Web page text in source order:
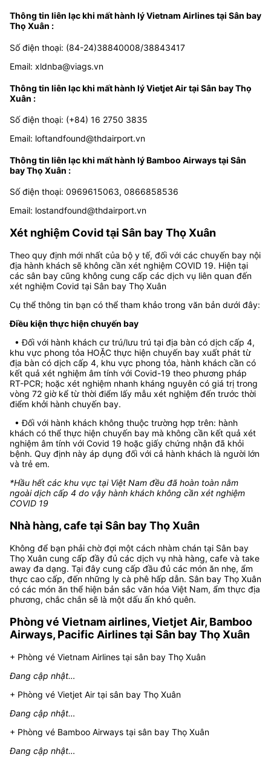
Thông tin liên lạc khi mất hành lý Vietnam Airlines tại Sân bay
Thọ Xuân :
Số điện thoại: (84-24)38840008/38843417
Email: xldnba@viags.vn
Thông tin liên lạc khi mất hành lý Vietjet Air tại Sân bay Thọ
Xuân :
Số điện thoại: (+84) 16 2750 3835
Email: loftandfound@thdairport.vn
Thông tin liên lạc khi mất hành lý Bamboo Airways tại Sân
bay Thọ Xuân :
Số điện thoại: 0969615063, 0866858536
Email: lostandfound@thdairport.vn
Xét nghiệm Covid tại Sân bay Thọ Xuân
Theo quy định mới nhất của bộ y tế, đối với các chuyến bay nội
địa hành khách sẽ không cần xét nghiệm COVID 19. Hiện tại
các sân bay cũng không cung cấp các dịch vụ liên quan đến
xét nghiệm Covid tại Sân bay Thọ Xuân
Cụ thể thông tin bạn có thể tham khảo trong văn bản dưới đây:
Điều kiện thực hiện chuyến bay
• Đối với hành khách cư trú/lưu trú tại địa bàn có dịch cấp 4,
khu vực phong tỏa HOẶC thực hiện chuyến bay xuất phát từ
địa bàn có dịch cấp 4, khu vực phong tỏa, hành khách cần có
kết quả xét nghiệm âm tính với Covid-19 theo phương pháp
RT-PCR; hoặc xét nghiệm nhanh kháng nguyên có giá trị trong
vòng 72 giờ kể từ thời điểm lấy mẫu xét nghiệm đến trước thời
điểm khởi hành chuyến bay.
• Đối với hành khách không thuộc trường hợp trên: hành
khách có thể thực hiện chuyến bay mà không cần kết quả xét
nghiệm âm tính với Covid 19 hoặc giấy chứng nhận đã khỏi
bệnh. Quy định này áp dụng đối với cả hành khách là người lớn
và trẻ em.
*Hầu hết các khu vực tại Việt Nam đều đã hoàn toàn nằm
ngoài dịch cấp 4 do vậy hành khách không cần xét nghiệm
COVID 19
Nhà hàng, cafe tại Sân bay Thọ Xuân
Không để bạn phải chờ đợi một cách nhàm chán tại Sân bay
Thọ Xuân cung cấp đầy đủ các dịch vụ nhà hàng, cafe và take
away đa dạng. Tại đây cung cấp đầu đủ các món ăn nhẹ, ẩm
thực cao cấp, đến những ly cà phê hấp dẫn. Sân bay Thọ Xuân
có các món ăn thể hiện bản sắc văn hóa Việt Nam, ẩm thực địa
phương, chắc chắn sẽ là một dấu ấn khó quên.
Phòng vé Vietnam airlines, Vietjet Air, Bamboo
Airways, Pacific Airlines tại Sân bay Thọ Xuân
+ Phòng vé Vietnam Airlines tại sân bay Thọ Xuân
Đang cập nhật…
+ Phòng vé Vietjet Air tại sân bay Thọ Xuân
Đang cập nhật…
+ Phòng vé Bamboo Airways tại sân bay Thọ Xuân
Đang cập nhật…